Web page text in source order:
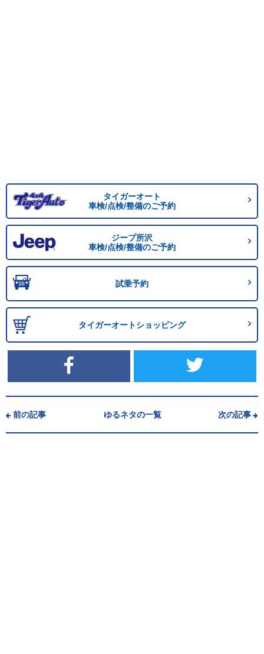
タイガーオート
車検/点検/整備のご予約
ジープ所沢
車検/点検/整備のご予約
試乗予約
タイガーオートショッピング
前の記事 ゆるネタの一覧 次の記事